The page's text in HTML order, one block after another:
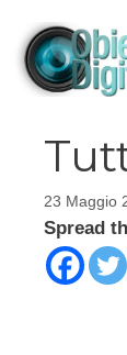
contenuto
23 Maggio
Spread